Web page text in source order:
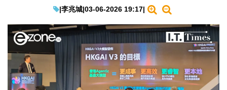
|李兆城|03-06-2026 19:17|